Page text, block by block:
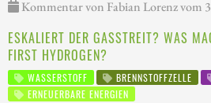
Kommentar von Fabian Lorenz vom
ESKALIERT DER GASSTREIT? WAS
FIRST HYDROGEN?
WASSERSTOFF BRENNSTOFFZELLE
ERNEUERBARE ENERGIEN